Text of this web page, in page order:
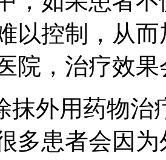
以控制，从
院，治疗效
抹外用药物
多患者会因